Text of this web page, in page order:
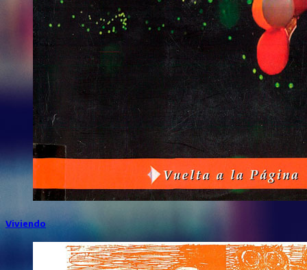
Viviendo